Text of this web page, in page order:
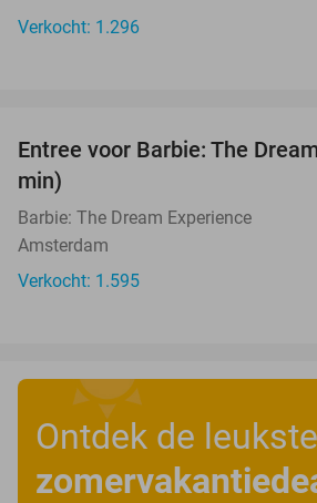
Verkocht: 1.296
Entree voor Barbie: The
min)
Barbie: The Dream Experience
Amsterdam
Verkocht: 1.595
Ontdek de leukste